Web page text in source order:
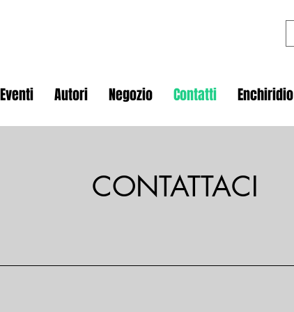
Eventi Autori Negozio Contatti Enchiridio
CONTATTACI